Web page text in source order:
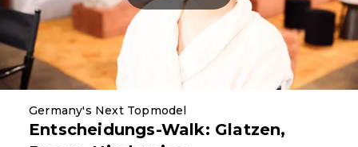
Germany's Next Topmodel
Entscheidungs-Walk: Glatzen,